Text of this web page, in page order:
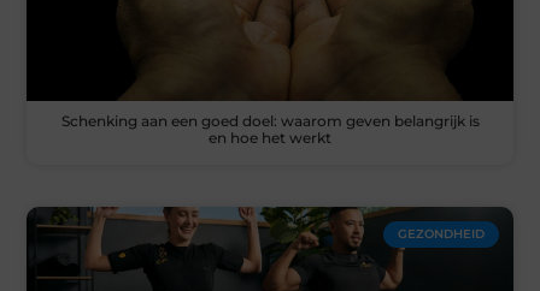
Schenking aan een goed doel: waarom geven belangrijk is
en hoe het werkt
GEZONDHEID